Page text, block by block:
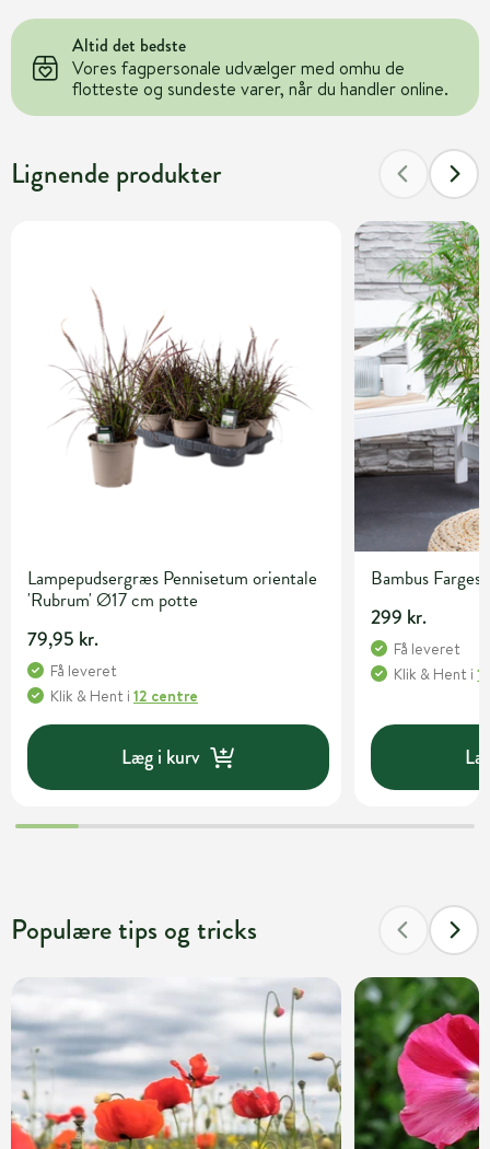
Altid det bedste
Vores fagpersonale udvælger med omhu de
flotteste og sundeste varer, når du handler online.
Lignende produkter
Lampepudsergræs Pennisetum orientale
'Rubrum' Ø17 cm potte
79,95 kr.
Få leveret
Klik & Hent i 12 centre
Læg i kurv
Bambus
299 kr.
Få leveret
Klik & Hent i
Populære tips og tricks